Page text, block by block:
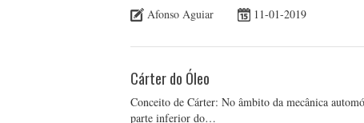
Afonso Aguiar
11-01-2019
Cárter do Óleo
Conceito de Cárter: No âmbito da mecânica
parte inferior do…